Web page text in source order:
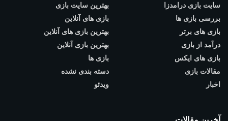
سایت بازی درامدزا
بررسی بازی ها
بازی های برتر
درآمد از بازی
بازی های ایکس
مقالات بازی
اخبار
بهترین سایت بازی
بازی های آنلاین
بهترین بازی های آنلاین
بهترین بازی آنلاین
بازی ها
دسته بندی نشده
ویدئو